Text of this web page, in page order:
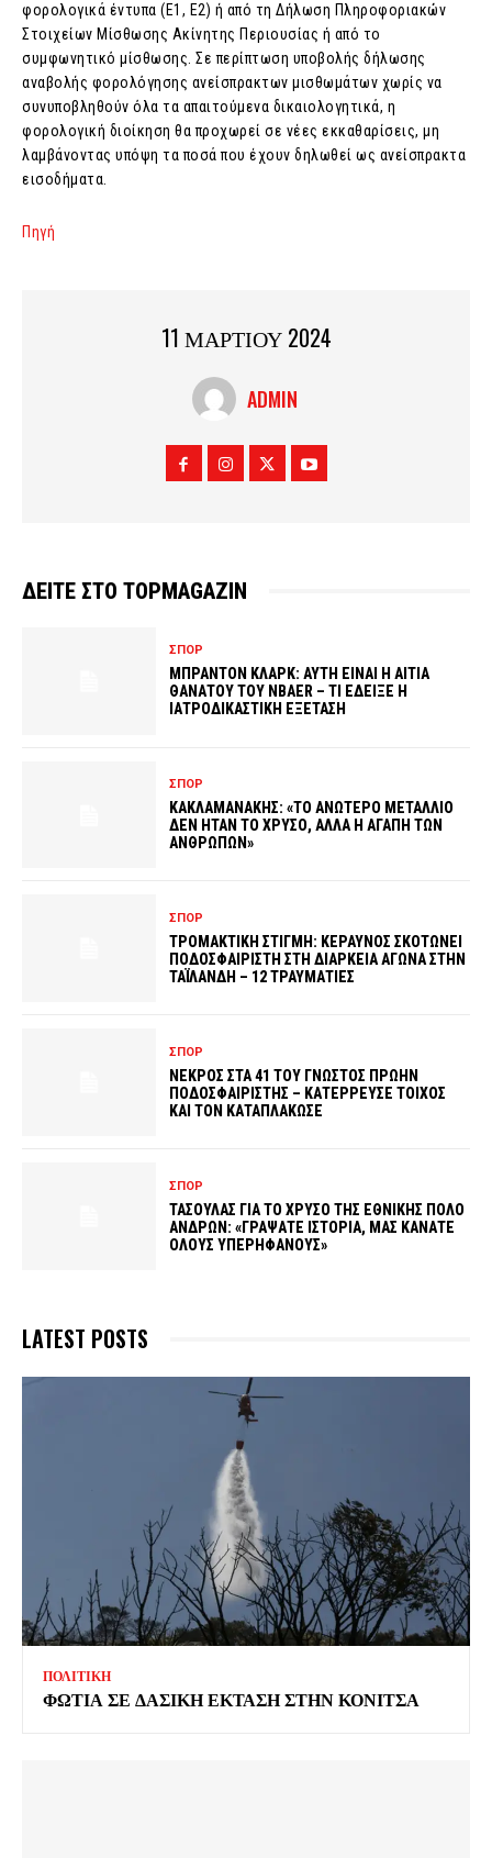
φορολογικά έντυπα (Ε1, Ε2) ή από τη Δήλωση Πληροφοριακών
Στοιχείων Μίσθωσης Ακίνητης Περιουσίας ή από το
συμφωνητικό μίσθωσης. Σε περίπτωση υποβολής δήλωσης
αναβολής φορολόγησης ανείσπρακτων μισθωμάτων χωρίς να
συνυποβληθούν όλα τα απαιτούμενα δικαιολογητικά, η
φορολογική διοίκηση θα προχωρεί σε νέες εκκαθαρίσεις, μη
λαμβάνοντας υπόψη τα ποσά που έχουν δηλωθεί ως ανείσπρακτα
εισοδήματα.
Πηγή
11 ΜΑΡΤΙΟΥ 2024
ADMIN
ΔΕΙΤΕ ΣΤΟ TOPMAGAZIN
ΣΠΟΡ
ΜΠΡΑΝΤΟΝ ΚΛΑΡΚ: ΑΥΤΗ ΕΙΝΑΙ Η ΑΙΤΙΑ
ΘΑΝΑΤΟΥ ΤΟΥ NBAER – ΤΙ ΕΔΕΙΞΕ Η
ΙΑΤΡΟΔΙΚΑΣΤΙΚΗ ΕΞΕΤΑΣΗ
ΣΠΟΡ
ΚΑΚΛΑΜΑΝΑΚΗΣ: «ΤΟ ΑΝΩΤΕΡΟ ΜΕΤΑΛΛΙΟ
ΔΕΝ ΗΤΑΝ ΤΟ ΧΡΥΣΟ, ΑΛΛΑ Η ΑΓΑΠΗ ΤΩΝ
ΑΝΘΡΩΠΩΝ»
ΣΠΟΡ
ΤΡΟΜΑΚΤΙΚΗ ΣΤΙΓΜΗ: ΚΕΡΑΥΝΟΣ ΣΚΟΤΩΝΕΙ
ΠΟΔΟΣΦΑΙΡΙΣΤΗ ΣΤΗ ΔΙΑΡΚΕΙΑ ΑΓΩΝΑ ΣΤΗΝ
ΤΑΪΛΑΝΔΗ – 12 ΤΡΑΥΜΑΤΙΕΣ
ΣΠΟΡ
ΝΕΚΡΟΣ ΣΤΑ 41 ΤΟΥ ΓΝΩΣΤΟΣ ΠΡΩΗΝ
ΠΟΔΟΣΦΑΙΡΙΣΤΗΣ – ΚΑΤΕΡΡΕΥΣΕ ΤΟΙΧΟΣ
ΚΑΙ ΤΟΝ ΚΑΤΑΠΛΑΚΩΣΕ
ΣΠΟΡ
ΤΑΣΟΥΛΑΣ ΓΙΑ ΤΟ ΧΡΥΣΟ ΤΗΣ ΕΘΝΙΚΗΣ ΠΟΛΟ
ΑΝΔΡΩΝ: «ΓΡΑΨΑΤΕ ΙΣΤΟΡΙΑ, ΜΑΣ ΚΑΝΑΤΕ
ΟΛΟΥΣ ΥΠΕΡΗΦΑΝΟΥΣ»
LATEST POSTS
ΠΟΛΙΤΙΚΗ
ΦΩΤΙΑ ΣΕ ΔΑΣΙΚΗ ΕΚΤΑΣΗ ΣΤΗΝ ΚΟΝΙΤΣΑ